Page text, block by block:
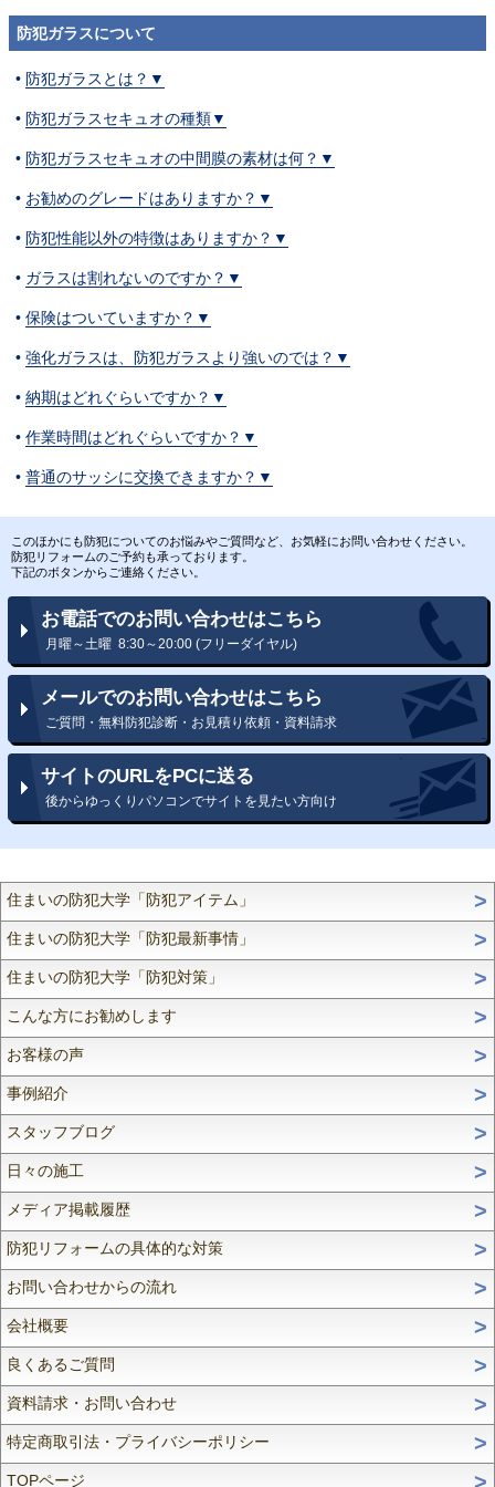
防犯ガラスについて
防犯ガラスとは？▼
防犯ガラスセキュオの種類▼
防犯ガラスセキュオの中間膜の素材は何？▼
お勧めのグレードはありますか？▼
防犯性能以外の特徴はありますか？▼
ガラスは割れないのですか？▼
保険はついていますか？▼
強化ガラスは、防犯ガラスより強いのでは？▼
納期はどれぐらいですか？▼
作業時間はどれぐらいですか？▼
普通のサッシに交換できますか？▼
このほかにも防犯についてのお悩みやご質問など、お気軽にお問い合わせください。
防犯リフォームのご予約も承っております。
下記のボタンからご連絡ください。
お電話でのお問い合わせはこちら
月曜～土曜 8:30～20:00 (フリーダイヤル)
メールでのお問い合わせはこちら
ご質問・無料防犯診断・お見積り依頼・資料請求
サイトのURLをPCに送る
後からゆっくりパソコンでサイトを見たい方向け
住まいの防犯大学「防犯アイテム」
住まいの防犯大学「防犯最新事情」
住まいの防犯大学「防犯対策」
こんな方にお勧めします
お客様の声
事例紹介
スタッフブログ
日々の施工
メディア掲載履歴
防犯リフォームの具体的な対策
お問い合わせからの流れ
会社概要
良くあるご質問
資料請求・お問い合わせ
特定商取引法・プライバシーポリシー
TOPページ